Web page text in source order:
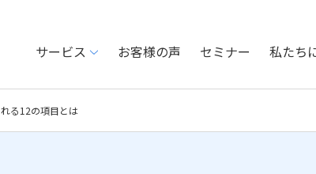
サービス お客様の声 セミナー 私たち
る12の項目とは